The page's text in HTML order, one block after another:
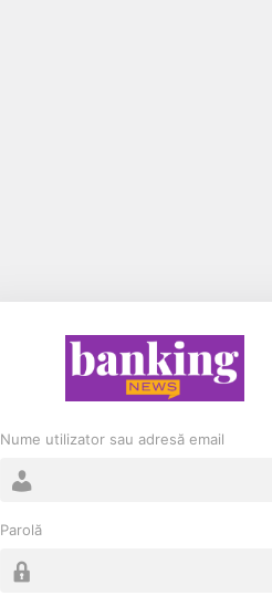
Nume utilizator sau adresă email
Parolă